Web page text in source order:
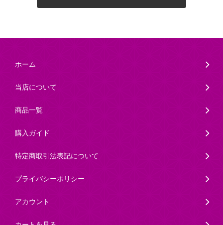
ホーム
当店について
商品一覧
購入ガイド
特定商取引法表記について
プライバシーポリシー
アカウント